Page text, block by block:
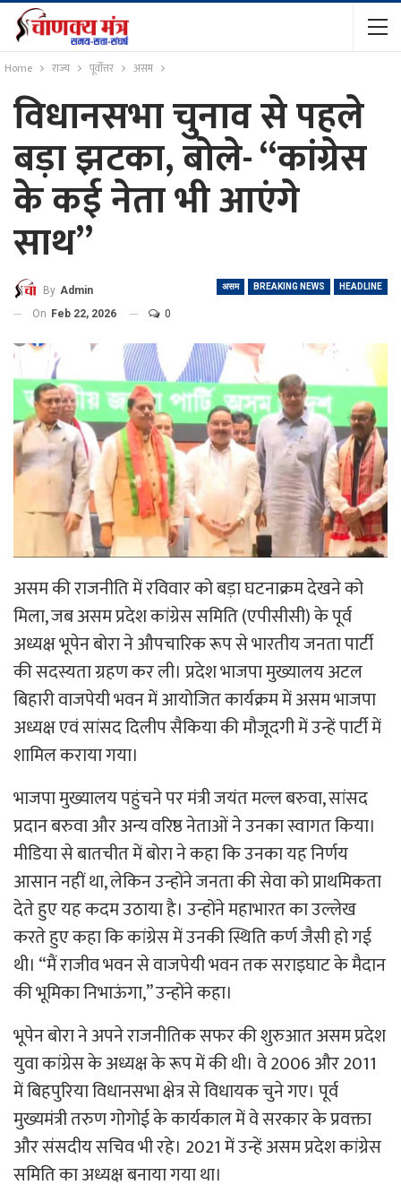
Home राज्य पूर्वोत्तर असम
विधानसभा चुनाव से पहले
बड़ा झटका, बोले- “कांग्रेस
के कई नेता भी आएंगे
साथ”
असम BREAKING NEWS HEADLINE
By Admin
On Feb 22, 2026 0
असम की राजनीति में रविवार को बड़ा घटनाक्रम देखने को
मिला, जब असम प्रदेश कांग्रेस समिति (एपीसीसी) के पूर्व
अध्यक्ष भूपेन बोरा ने औपचारिक रूप से भारतीय जनता पार्टी
की सदस्यता ग्रहण कर ली। प्रदेश भाजपा मुख्यालय अटल
बिहारी वाजपेयी भवन में आयोजित कार्यक्रम में असम भाजपा
अध्यक्ष एवं सांसद दिलीप सैकिया की मौजूदगी में उन्हें पार्टी में
शामिल कराया गया।
भाजपा मुख्यालय पहुंचने पर मंत्री जयंत मल्ल बरुवा, सांसद
प्रदान बरुवा और अन्य वरिष्ठ नेताओं ने उनका स्वागत किया।
मीडिया से बातचीत में बोरा ने कहा कि उनका यह निर्णय
आसान नहीं था, लेकिन उन्होंने जनता की सेवा को प्राथमिकता
देते हुए यह कदम उठाया है। उन्होंने महाभारत का उल्लेख
करते हुए कहा कि कांग्रेस में उनकी स्थिति कर्ण जैसी हो गई
थी। “मैं राजीव भवन से वाजपेयी भवन तक सराइघाट के मैदान
की भूमिका निभाऊंगा,” उन्होंने कहा।
भूपेन बोरा ने अपने राजनीतिक सफर की शुरुआत असम प्रदेश
युवा कांग्रेस के अध्यक्ष के रूप में की थी। वे 2006 और 2011
में बिहपुरिया विधानसभा क्षेत्र से विधायक चुने गए। पूर्व
मुख्यमंत्री तरुण गोगोई के कार्यकाल में वे सरकार के प्रवक्ता
और संसदीय सचिव भी रहे। 2021 में उन्हें असम प्रदेश कांग्रेस
समिति का अध्यक्ष बनाया गया था।